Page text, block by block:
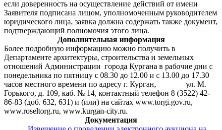
если доверенность на осуществление действий от имени
Заявителя подписана лицом, уполномоченным руководителем
юридического лица, заявка должна содержать также документ,
подтверждающий полномочия этого лица.
Дополнительная информация
Более подробную информацию можно получить в
Департаменте архитектуры, строительства и земельных
отношений Администрации города Кургана в рабочие дни с
понедельника по пятницу с 08.30 до 12.00 и с 13.00 до 17.30
часов местного времени по адресу г. Курган, ул. М.
Горького, д. 109, каб. № 14, контактный телефон 8 (3522) 42-
86-83 (доб. 632, 631) и (или) на сайтах www.torgi.gov.ru,
www.roseltorg.ru, www.kurgan-city.ru.
Документация